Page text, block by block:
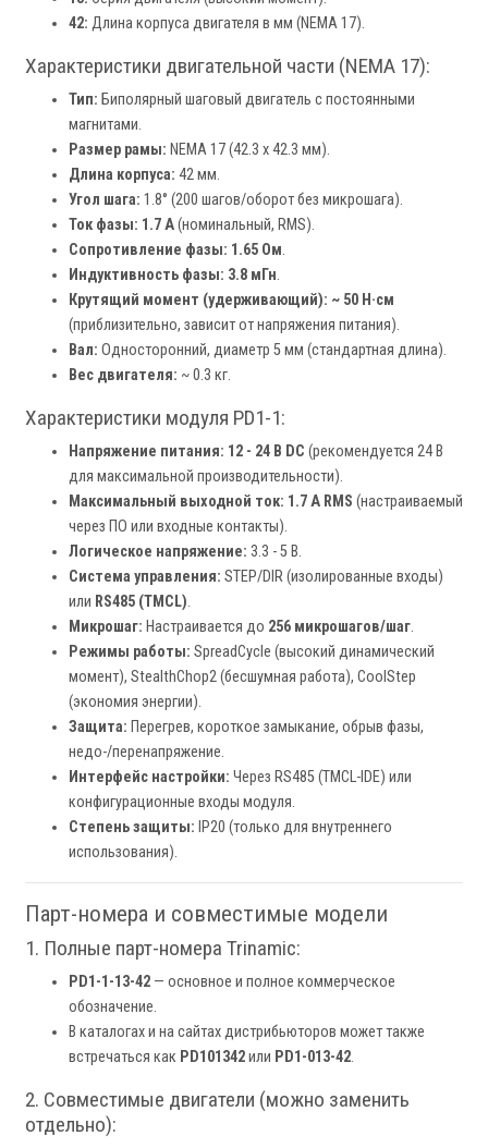
42: Длина корпуса двигателя в мм (NEMA 17).
Характеристики двигательной части (NEMA 17):
Тип: Биполярный шаговый двигатель с постоянными
магнитами.
Размер рамы: NEMA 17 (42.3 x 42.3 мм).
Длина корпуса: 42 мм.
Угол шага: 1.8° (200 шагов/оборот без микрошага).
Ток фазы: 1.7 А(номинальный, RMS).
Сопротивление фазы: 1.65 Ом.
Индуктивность фазы: 3.8 мГн.
Крутящий момент (удерживающий): ~ 50 Н·см
(приблизительно, зависит от напряжения питания).
Вал: Односторонний, диаметр 5 мм (стандартная длина).
Вес двигателя: ~ 0.3 кг.
Характеристики модуля PD1-1:
Напряжение питания: 12 - 24 В DC (рекомендуется 24 В
для максимальной производительности).
Максимальный выходной ток: 1.7 А RMS (настраиваемый
через ПО или входные контакты).
Логическое напряжение: 3.3 - 5 В.
Система управления: STEP/DIR (изолированные входы)
или RS485 (TMCL).
Микрошаг: Настраивается до 256 микрошагов/шаг.
Режимы работы: SpreadCycle (высокий динамический
момент), StealthChop2 (бесшумная работа), CoolStep
(экономия энергии).
Защита: Перегрев, короткое замыкание, обрыв фазы,
недо-/перенапряжение.
Интерфейс настройки: Через RS485 (TMCL-IDE) или
конфигурационные входы модуля.
Степень защиты: IP20 (только для внутреннего
использования).
Парт-номера и совместимые модели
1. Полные парт-номера Trinamic:
PD1-1-13-42 — основное и полное коммерческое
обозначение.
В каталогах и на сайтах дистрибьюторов может также
встречаться как PD101342или PD1-013-42.
2. Совместимые двигатели (можно заменить
отдельно):